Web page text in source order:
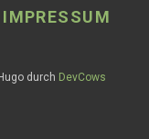
IMPRESSUM
durch DevCows